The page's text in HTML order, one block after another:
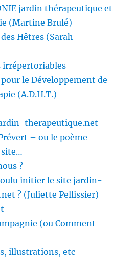
jardin thérapeutique et
(Martine Brulé)
Hêtres (Sarah
irrépertoriables
le Développement de
(A.D.H.T.)
therapeutique.net
– ou le poème
site…
?
initier le site jardin-
? (Juliette Pellissier)
(ou Comment
illustrations, etc